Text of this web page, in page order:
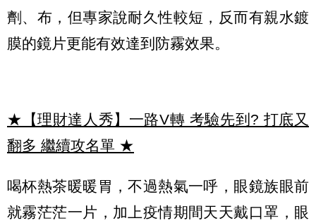
劑、布，但專家說耐久性較短，反而有親水鍍
膜的鏡片更能有效達到防霧效果。
★【理財達人秀】一路V轉 考驗先到? 打底又
翻多 繼續攻名單 ★
喝杯熱茶暖暖胃，不過熱氣一呼，眼鏡族眼前
就霧茫茫一片，加上疫情期間天天戴口罩，眼